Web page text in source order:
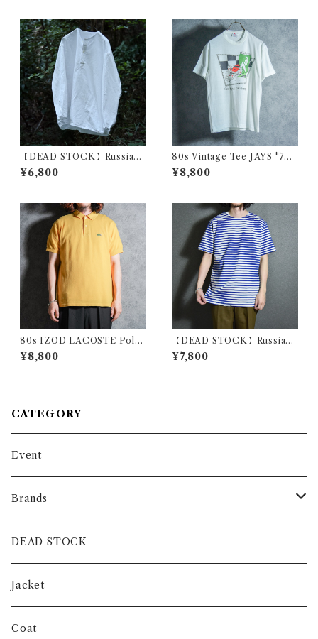
【DEAD STOCK】Russian
Military Sleeping Shirts He
nryneck ロシア軍 スリーピン
¥6,800
80s Vintage Tee JAYS "7U
P COOL SPOT" ヴィンテー
ジ Tシャツ クールスポット
¥8,800
80s IZOD LACOSTE Polo
Shirts Yellow Made in USA
アイゾッド ラコステ ポロシャ
¥8,800
【DEAD STOCK】Russian
Army Border Short Sleeve
T-shirts ロシア軍 ボーダー T
¥7,800
CATEGORY
Event
Brands
intch.
SHUREN
INVERTERE
DEAD STOCK
Jacket
Coat